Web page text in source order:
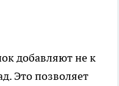
добавляют не к
Это позволяет